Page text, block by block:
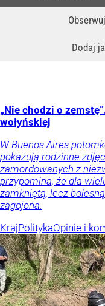
Dodaj
„Nie chodzi o
wołyńskiej
W Buenos Aires
pokazują rodzinne
zamordowanych z
przypomina, że dla
zamkniętą, lecz
zagojona.
KrajPolitykaOpinie i